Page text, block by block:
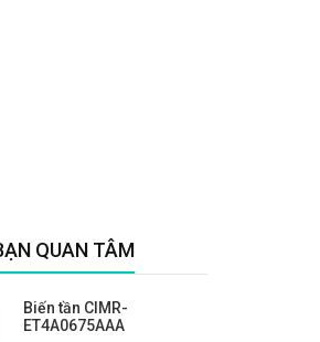
QUAN TÂM
Biến tần CIMR-
ET4A0675AAA